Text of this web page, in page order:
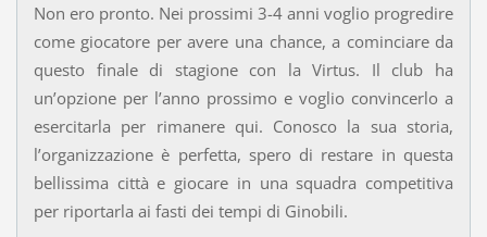
Non ero pronto. Nei prossimi 3-4 anni voglio progredire
come giocatore per avere una chance, a cominciare da
questo finale di stagione con la Virtus. Il club ha
un’opzione per l’anno prossimo e voglio convincerlo a
esercitarla per rimanere qui. Conosco la sua storia,
l’organizzazione è perfetta, spero di restare in questa
bellissima città e giocare in una squadra competitiva
per riportarla ai fasti dei tempi di Ginobili.